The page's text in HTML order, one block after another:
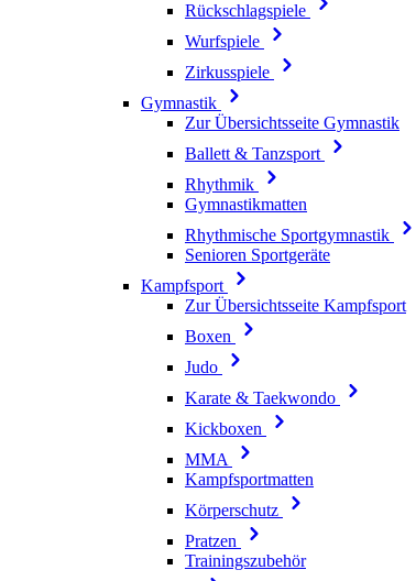
Rückschlagspiele
Wurfspiele
Zirkusspiele
Gymnastik
Zur Übersichtsseite Gymnastik
Ballett & Tanzsport
Rhythmik
Gymnastikmatten
Rhythmische Sportgymnastik
Senioren Sportgeräte
Kampfsport
Zur Übersichtsseite Kampfsport
Boxen
Judo
Karate & Taekwondo
Kickboxen
MMA
Kampfsportmatten
Körperschutz
Pratzen
Trainingszubehör